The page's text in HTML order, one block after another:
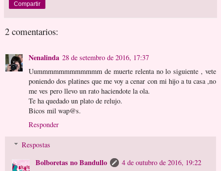
Compartir
2 comentarios:
Nenalinda 28 de setembro de 2016, 17:37
Uummmmmmmmmmmm de muerte relenta no lo siguiente , vete
poniendo dos platines que me voy a cenar con mi hijo a tu casa ,no
me ves pero llevo un rato haciendote la ola.
Te ha quedado un plato de relujo.
Bicos mil wap@s.
Responder
Respostas
Bolboretas no Bandullo
4 de outubro de 2016, 19:22